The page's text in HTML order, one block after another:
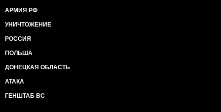
АРМИЯ РФ
УНИЧТОЖЕНИЕ
РОССИЯ
ПОЛЬША
ДОНЕЦКАЯ ОБЛАСТЬ
АТАКА
ГЕНШТАБ ВС